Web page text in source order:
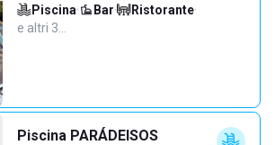
Piscina· Bar· Ristorante·
e altri 3…
Piscina PARÁDEISOS